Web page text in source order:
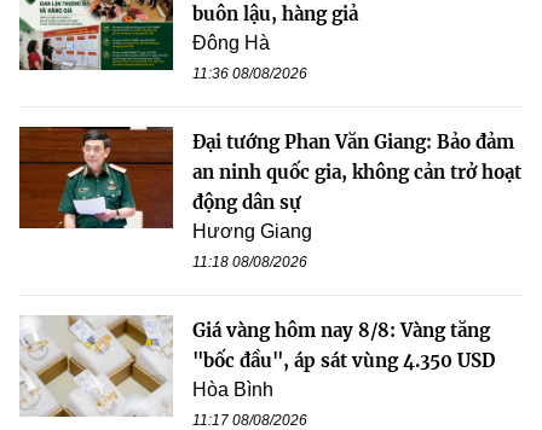
buôn lậu, hàng giả
Đông Hà
11:36 08/08/2026
Đại tướng Phan Văn Giang: Bảo đảm
an ninh quốc gia, không cản trở hoạt
động dân sự
Hương Giang
11:18 08/08/2026
Giá vàng hôm nay 8/8: Vàng tăng
"bốc đầu", áp sát vùng 4.350 USD
Hòa Bình
11:17 08/08/2026